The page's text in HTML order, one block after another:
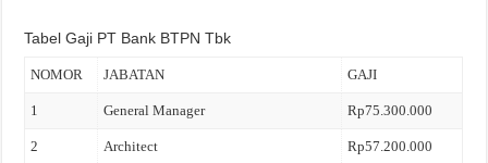
Tabel Gaji PT Bank BTPN Tbk
NOMOR JABATAN GAJI
1 General Manager Rp75.300.000
2 Architect Rp57.200.000